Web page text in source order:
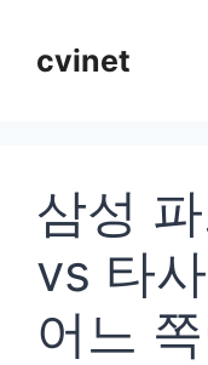
cvinet
삼성
vs 타
어느